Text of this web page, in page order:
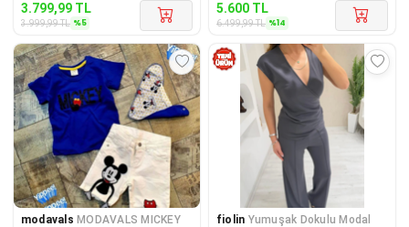
3.799,99 TL
3.999,99TL %5
5.600 TL
6.499,99TL %14
modavals MODAVALS MICKEY
fiolin Yumuşak Dokulu Modal